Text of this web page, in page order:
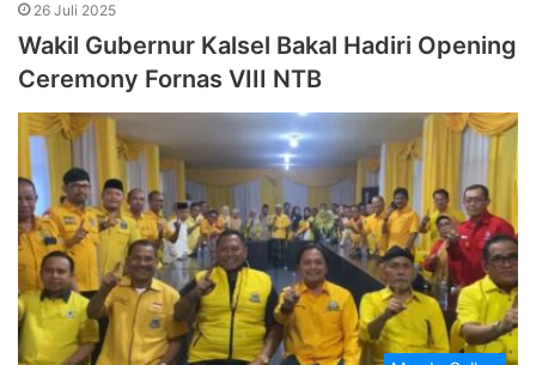
26 Juli 2025
Wakil Gubernur Kalsel Bakal Hadiri Opening
Ceremony Fornas VIII NTB